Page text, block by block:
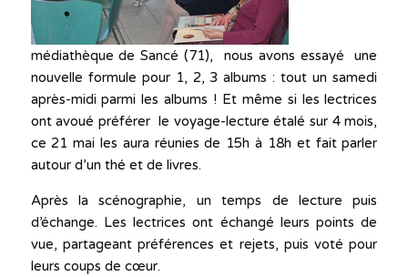
médiathèque de Sancé (71), nous avons essayé une
nouvelle formule pour 1, 2, 3 albums : tout un samedi
après-midi parmi les albums ! Et même si les lectrices
ont avoué préférer le voyage-lecture étalé sur 4 mois,
ce 21 mai les aura réunies de 15h à 18h et fait parler
autour d’un thé et de livres.
Après la scénographie, un temps de lecture puis
d’échange. Les lectrices ont échangé leurs points de
vue, partageant préférences et rejets, puis voté pour
leurs coups de cœur.